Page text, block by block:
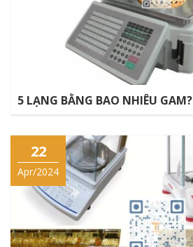
5 LẠNG BẰNG BAO NHIÊU GAM?
22
Apr/2024